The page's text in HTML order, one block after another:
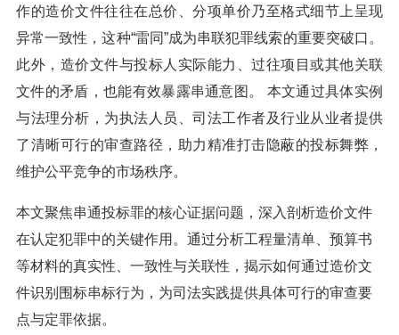
作的造价文件往往在总价、分项单价乃至格式细节上呈现
异常一致性，这种“雷同”成为串联犯罪线索的重要突破口。
此外，造价文件与投标人实际能力、过往项目或其他关联
文件的矛盾，也能有效暴露串通意图。 本文通过具体实例
与法理分析，为执法人员、司法工作者及行业从业者提供
了清晰可行的审查路径，助力精准打击隐蔽的投标舞弊，
维护公平竞争的市场秩序。
本文聚焦串通投标罪的核心证据问题，深入剖析造价文件
在认定犯罪中的关键作用。通过分析工程量清单、预算书
等材料的真实性、一致性与关联性，揭示如何通过造价文
件识别围标串标行为，为司法实践提供具体可行的审查要
点与定罪依据。